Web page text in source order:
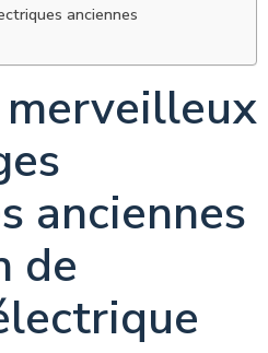
anciennes
anciennes
de